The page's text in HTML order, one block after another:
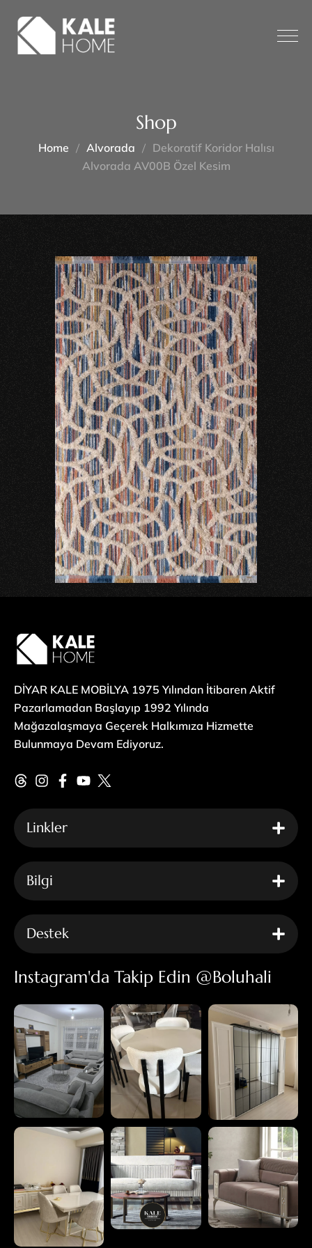
Shop
Home Alvorada
Dekoratif Koridor Halısı
Alvorada AV00B Özel Kesim
DİYAR KALE MOBİLYA 1975 Yılından İtibaren Aktif
Pazarlamadan Başlayıp 1992 Yılında
Mağazalaşmaya Geçerek Halkımıza Hizmette
Bulunmaya Devam Ediyoruz.
Linkler
Bilgi
Destek
Instagram'da Takip Edin @boluhali